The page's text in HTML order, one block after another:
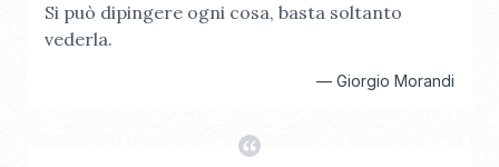
Si può dipingere ogni cosa, basta soltanto
vederla.
— Giorgio Morandi